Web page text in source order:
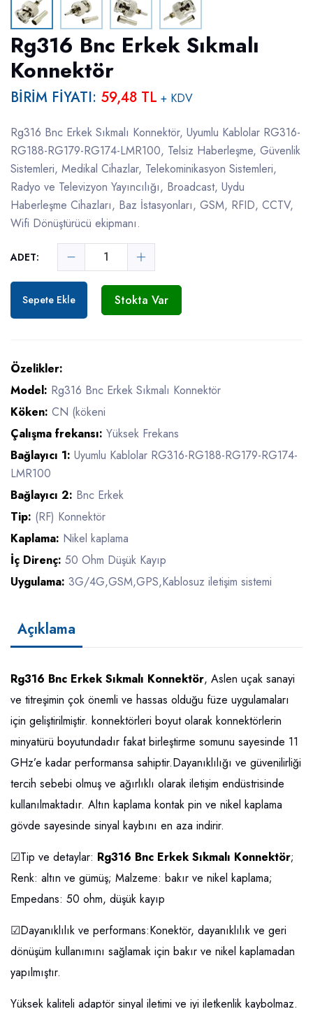
Rg316 Bnc Erkek Sıkmalı
Konnektör
BİRİM FİYATI: 59,48 TL + KDV
Rg316 Bnc Erkek Sıkmalı Konnektör, Uyumlu Kablolar RG316-
RG188-RG179-RG174-LMR100, Telsiz Haberleşme, Güvenlik
Sistemleri, Medikal Cihazlar, Telekominikasyon Sistemleri,
Radyo ve Televizyon Yayıncılığı, Broadcast, Uydu
Haberleşme Cihazları, Baz İstasyonları, GSM, RFID, CCTV,
Wifi Dönüştürücü ekipmanı.
ADET:
Sepete Ekle Stokta Var
Özelikler:
Model: Rg316 Bnc Erkek Sıkmalı Konnektör
Köken: CN (kökeni
Çalışma frekansı: Yüksek Frekans
Bağlayıcı 1: Uyumlu Kablolar RG316-RG188-RG179-RG174-
LMR100
Bağlayıcı 2: Bnc Erkek
Tip: (RF) Konnektör
Kaplama: Nikel kaplama
İç Direnç: 50 Ohm Düşük Kayıp
Uygulama: 3G/4G,GSM,GPS,Kablosuz iletişim sistemi
Açıklama
Rg316 Bnc Erkek Sıkmalı Konnektör, Aslen uçak sanayi
ve titreşimin çok önemli ve hassas olduğu füze uygulamaları
için geliştirilmiştir. konnektörleri boyut olarak konnektörlerin
minyatürü boyutundadır fakat birleştirme somunu sayesinde 11
GHz’e kadar performansa sahiptir.Dayanıklılığı ve güvenilirliği
tercih sebebi olmuş ve ağırlıklı olarak iletişim endüstrisinde
kullanılmaktadır. Altın kaplama kontak pin ve nikel kaplama
gövde sayesinde sinyal kaybını en aza indirir.
☑Tip ve detaylar: Rg316 Bnc Erkek Sıkmalı Konnektör;
Renk: altın ve gümüş; Malzeme: bakır ve nikel kaplama;
Empedans: 50 ohm, düşük kayıp
☑Dayanıklılık ve performans:Konektör, dayanıklılık ve geri
dönüşüm kullanımını sağlamak için bakır ve nikel kaplamadan
yapılmıştır.
Yüksek kaliteli adaptör sinyal iletimi ve iyi iletkenlik kaybolmaz.